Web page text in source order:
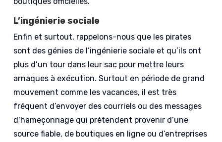
L’ingénierie sociale
Enfin et surtout, rappelons-nous que les pirates
sont des génies de l’ingénierie sociale et qu’ils ont
plus d’un tour dans leur sac pour mettre leurs
arnaques à exécution. Surtout en période de grand
mouvement comme les vacances, il est très
fréquent d’envoyer des courriels ou des messages
d’hameçonnage qui prétendent provenir d’une
source fiable, de boutiques en ligne ou d’entreprises